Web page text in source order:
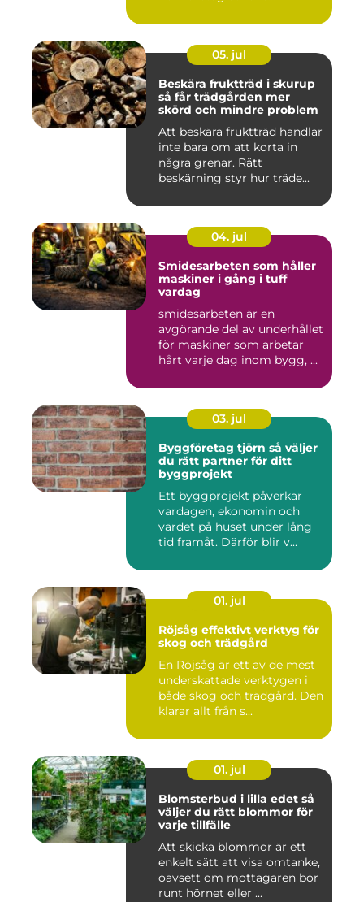
05. jul
Beskära fruktträd i skurup
så får trädgården mer
skörd och mindre problem
Att beskära fruktträd handlar
inte bara om att korta in
några grenar. Rätt
beskärning styr hur träde...
04. jul
Smidesarbeten som håller
maskiner i gång i tuff
vardag
smidesarbeten är en
avgörande del av underhållet
för maskiner som arbetar
hårt varje dag inom bygg, ...
03. jul
Byggföretag tjörn så väljer
du rätt partner för ditt
byggprojekt
Ett byggprojekt påverkar
vardagen, ekonomin och
värdet på huset under lång
tid framåt. Därför blir v...
01. jul
Röjsåg effektivt verktyg för
skog och trädgård
En Röjsåg är ett av de mest
underskattade verktygen i
både skog och trädgård. Den
klarar allt från s...
01. jul
Blomsterbud i lilla edet så
väljer du rätt blommor för
varje tillfälle
Att skicka blommor är ett
enkelt sätt att visa omtanke,
oavsett om mottagaren bor
runt hörnet eller ...